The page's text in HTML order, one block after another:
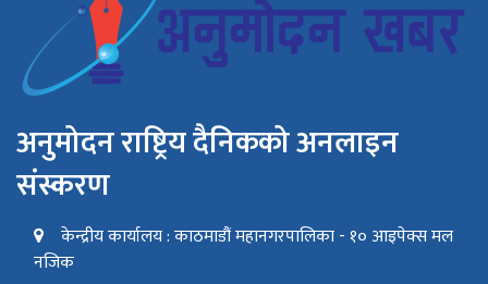
अनुमोदन राष्ट्रिय दैनिकको अनलाइन
संस्करण
केन्द्रीय कार्यालय : काठमाडौं महानगरपालिका - १० आइपेक्स मल
नजिक